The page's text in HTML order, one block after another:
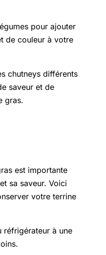
pour ajouter
de couleur à votre
chutneys différents
saveur et de
gras.
est importante
sa saveur. Voici
votre terrine
réfrigérateur à une